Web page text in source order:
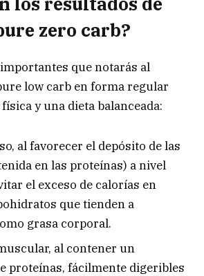
zero carb?
que notarás al
low carb en forma regular
y una dieta balanceada:
al favorecer el depósito de las
en las proteínas) a nivel
el exceso de calorías en
que tienden a
grasa corporal.
al contener un
proteínas, fácilmente digeribles